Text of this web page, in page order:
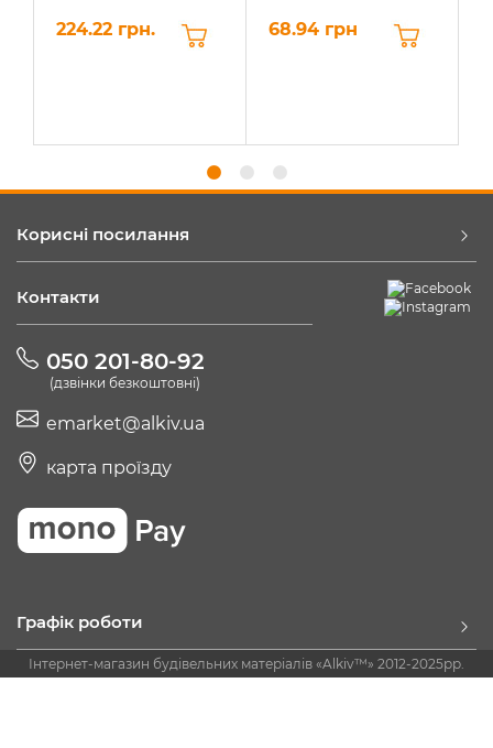
224.22 грн. 68.94 грн
Корисні посилання
Контакти
050 201-80-92
(дзвінки безкоштовні)
emarket@alkiv.ua
карта проїзду
Графік роботи
Інтернет-магазин будівельних матеріалів «Alkiv™» 2012-2025рр.